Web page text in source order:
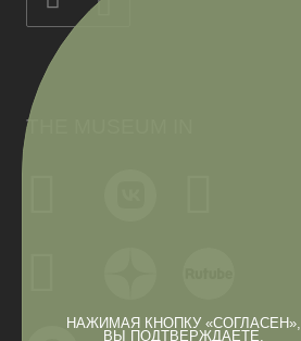
НАЖИМАЯ КНОПКУ «СОГЛАСЕН»,
ВЫ ПОДТВЕРЖДАЕТЕ,
THE MUSEUM IN